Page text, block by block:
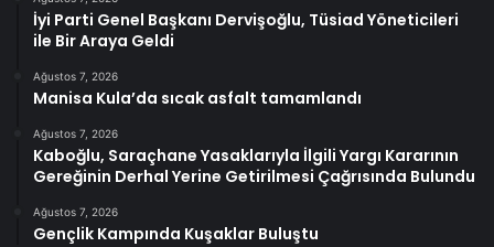
İyi Parti Genel Başkanı Dervişoğlu, Tüsiad Yöneticileri
ile Bir Araya Geldi
Ağustos 7, 2026
Manisa Kula’da sıcak asfalt tamamlandı
Ağustos 7, 2026
Kaboğlu, Saraçhane Yasaklarıyla İlgili Yargı Kararının
Gereğinin Derhal Yerine Getirilmesi Çağrısında Bulundu
Ağustos 7, 2026
Gençlik Kampında Kuşaklar Buluştu